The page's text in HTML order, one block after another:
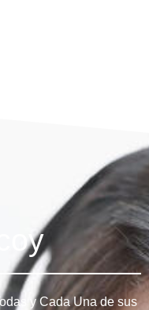
y Cada Una de sus